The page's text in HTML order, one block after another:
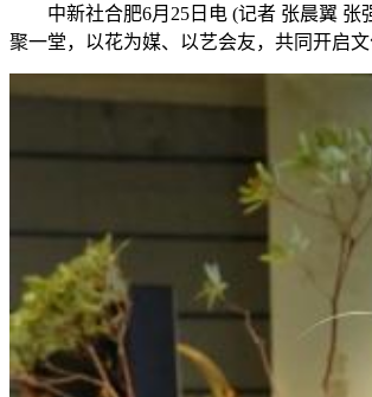
中新社合肥6月25日电 (记者 张晨翼 张
聚一堂，以花为媒、以艺会友，共同开启文